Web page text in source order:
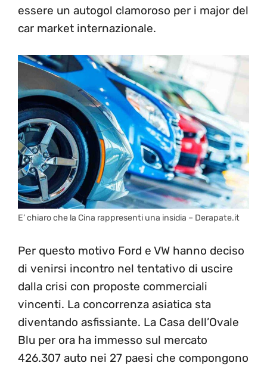
essere un autogol clamoroso per i major del
car market internazionale.
E’ chiaro che la Cina rappresenti una insidia – Derapate.it
Per questo motivo Ford e VW hanno deciso
di venirsi incontro nel tentativo di uscire
dalla crisi con proposte commerciali
vincenti. La concorrenza asiatica sta
diventando asfissiante. La Casa dell’Ovale
Blu per ora ha immesso sul mercato
426.307 auto nei 27 paesi che compongono